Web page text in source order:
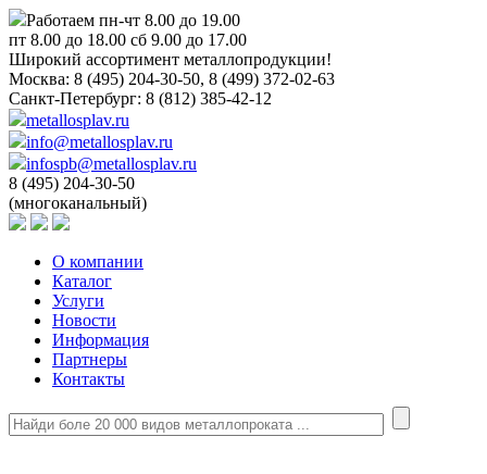
Работаем пн-чт 8.00 до 19.00
пт 8.00 до 18.00 сб 9.00 до 17.00
Широкий ассортимент металлопродукции!
Москва: 8 (495) 204-30-50, 8 (499) 372-02-63
Санкт-Петербург: 8 (812) 385-42-12
metallosplav.ru
info@metallosplav.ru
infospb@metallosplav.ru
8 (495) 204-30-50
(многоканальный)
О компании
Каталог
Услуги
Новости
Информация
Партнеры
Контакты